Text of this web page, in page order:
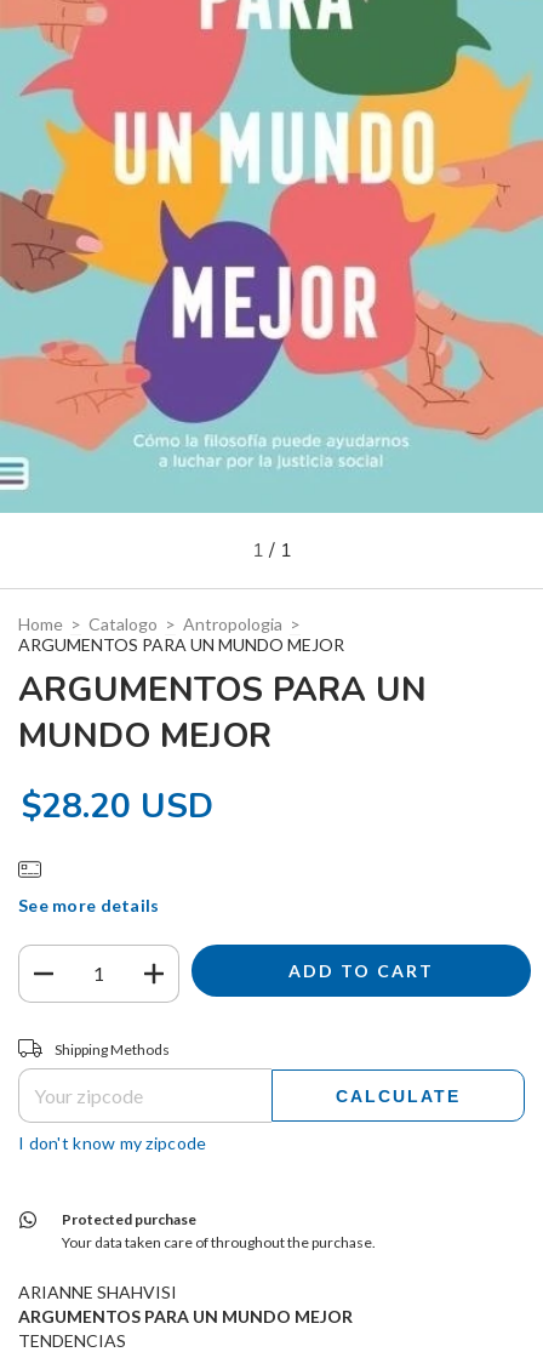
1 / 1
Home > Catalogo > Antropologia >
ARGUMENTOS PARA UN MUNDO MEJOR
ARGUMENTOS PARA UN
MUNDO MEJOR
$28.20 USD
See more details
Shipping for zipcode:
Shipping Methods
CALCULATE
I don't know my zipcode
Protected purchase
Your data taken care of throughout the purchase.
ARIANNE SHAHVISI
ARGUMENTOS PARA UN MUNDO MEJOR
TENDENCIAS